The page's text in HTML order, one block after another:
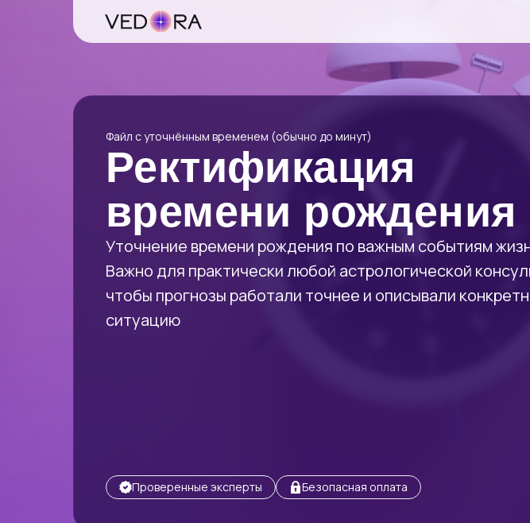
Файл с уточнённым временем (обычно до минут)
Ректификация
времени рождения
Уточнение времени рождения по важным событиям
Важно для практически любой астрологической
чтобы прогнозы работали точнее и описывали
ситуацию
Проверенные эксперты Безопасная оплата